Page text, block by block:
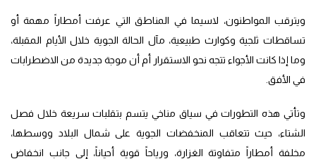
ويترقب المواطنون، لاسيما في المناطق التي عرفت أمطاراً مهمة أو
تساقطات ثلجية وكوارث طبيعية، مآل الحالة الجوية خلال الأيام المقبلة،
وما إذا كانت الأجواء تتجه نحو الاستقرار أم أن موجة جديدة من الاضطرابات
في الأفق.
وتأتي هذه التطورات في سياق مناخي يتسم بتقلبات سريعة خلال فصل
الشتاء، حيث تتعاقب المنخفضات الجوية على شمال البلاد ووسطها،
مخلفة أمطاراً متفاوتة الغزارة، ورياحاً قوية أحياناً، إلى جانب انخفاض